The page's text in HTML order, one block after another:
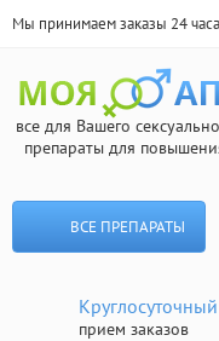
Мы принимаем заказы 24 часа
все для Вашего
препараты для
ВСЕ ПРЕПАРАТЫ
Круглосуточный
прием заказов